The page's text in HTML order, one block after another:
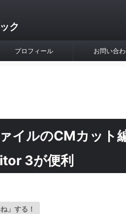
ク
プロフィール お問い合
イルのCMカット
3が便利
」する！